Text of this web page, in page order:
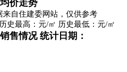
价走势
来自住建委网站，仅供参考
历史最高： 元/㎡ 历史最低： 元/㎡
售情况统计日期：